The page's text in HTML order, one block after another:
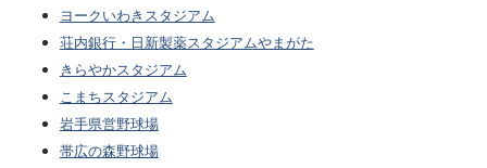
ヨークいわきスタジアム
荘内銀行・日新製薬スタジアムやまがた
きらやかスタジアム
こまちスタジアム
岩手県営野球場
帯広の森野球場